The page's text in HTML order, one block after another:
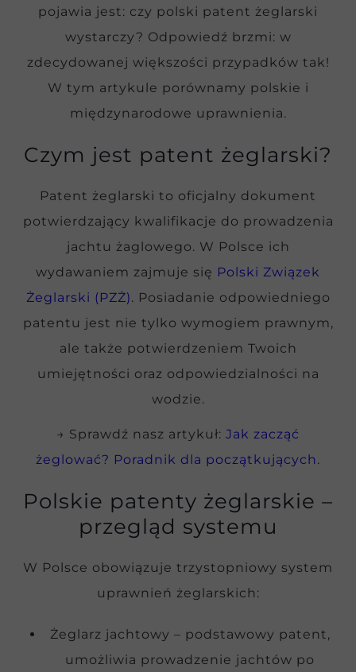
pojawia jest: czy polski patent żeglarski
wystarczy? Odpowiedź brzmi: w
zdecydowanej większości przypadków tak!
W tym artykule porównamy polskie i
międzynarodowe uprawnienia.
Czym jest patent żeglarski?
Patent żeglarski to oficjalny dokument
potwierdzający kwalifikacje do prowadzenia
jachtu żaglowego. W Polsce ich
wydawaniem zajmuje się Polski Związek
Żeglarski (PZŻ). Posiadanie odpowiedniego
patentu jest nie tylko wymogiem prawnym,
ale także potwierdzeniem Twoich
umiejętności oraz odpowiedzialności na
wodzie.
→ Sprawdź nasz artykuł: Jak zacząć
żeglować? Poradnik dla początkujących.
Polskie patenty żeglarskie –
przegląd systemu
W Polsce obowiązuje trzystopniowy system
uprawnień żeglarskich:
Żeglarz jachtowy – podstawowy patent,
umożliwia prowadzenie jachtów po